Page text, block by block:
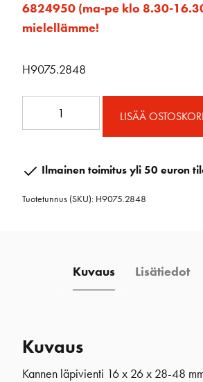
6824950 (ma-pe klo 8.30-
mielellämme!
H9075.2848
mm
28-
LISÄÄ
Ilmainen toimitus yli 50 euron
Tuotetunnus (SKU): H9075.2848
Kuvaus Lisätiedot
Kuvaus
Kannen läpivienti 16 x 26 x 28-48